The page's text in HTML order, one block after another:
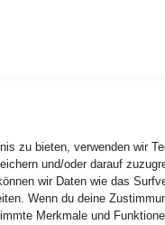
zu bieten, verwenden wir
und/oder darauf
wir Daten wie das
Wenn du deine
Merkmale und